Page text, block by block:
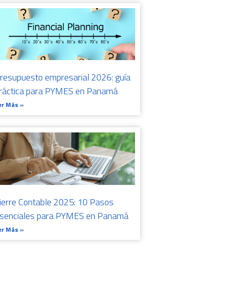
empresarial 2026: guía
para PYMES en Panamá
Más »
Contable 2025: 10 Pasos
para PYMES en Panamá
Más »